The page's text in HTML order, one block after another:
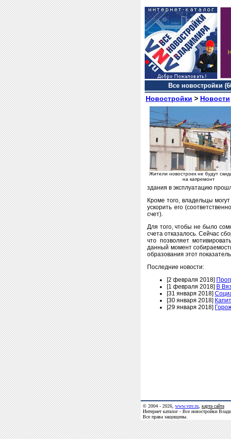
Все новостройки
Новостройки > Новости
Жители новостроек не будут
на капремонт
здания в эксплуатацию
Кроме того, владельцы
ускорить его
счет).
Для того, чтобы не было
счета отказалось. Сейчас
что позволяет
данный момент
образования этот
Последние новости:
[2 февраля 2018]
[1 февраля 2018] В
[31 января 2018]
[30 января 2018]
[29 января 2018]
© 2004 - 2026, www.vnv.ru карта сайта
Интернет каталог - Все новостройки
Все права защищены.